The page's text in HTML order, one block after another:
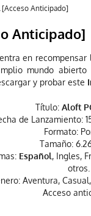
[Acceso Anticipado]
Anticipado]
en
mundo abierto
y probar este
Título: Aloft
de Lanzamiento:
Formato:
Tamaño:
Español, Ingles,
otros.
Aventura,
Acceso